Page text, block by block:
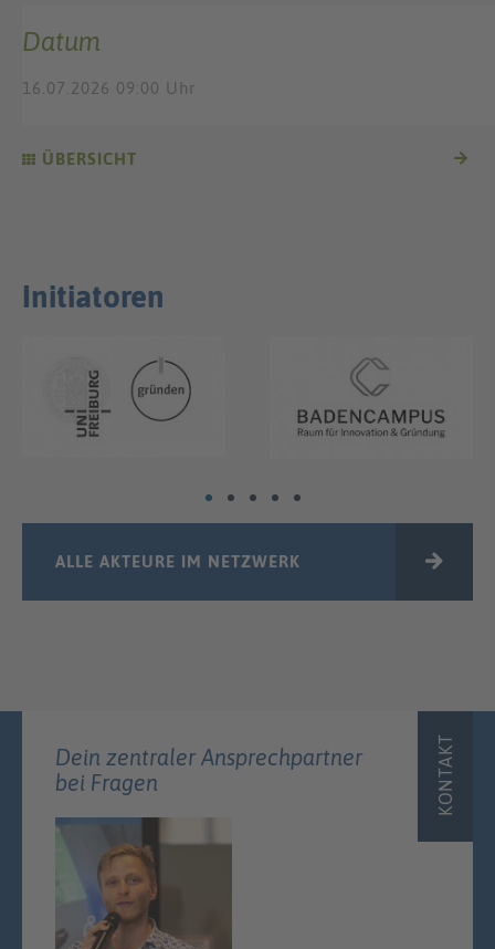
ÜBERSICHT
Datum
16.07.2026 09:00 Uhr
Initiatoren
ALLE AKTEURE IM NETZWERK
KONTAKT
Dein zentraler Ansprechpartner
bei Fragen